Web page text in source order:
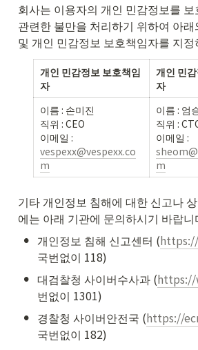
회사는 이용자의 개인 민감정보를
관련한 불만을 처리하기 위하여 아
및 개인 민감정보 보호책임자를 지
개인 민감정보 보호책임
자
개인 민
자
이름 : 손미진
직위 : CEO
vespexx@vespexx.co
m
이름 : 엄
직위 :
m
기타 개인정보 침해에 대한 신고나
에는 아래 기관에 문의하시기 바랍니
• 개인정보 침해 신고센터 (
국번없이 118)
• 대검찰청 사이버수사과 (https://
번없이 1301)
• 경찰청 사이버안전국 (https://
국번없이 182)